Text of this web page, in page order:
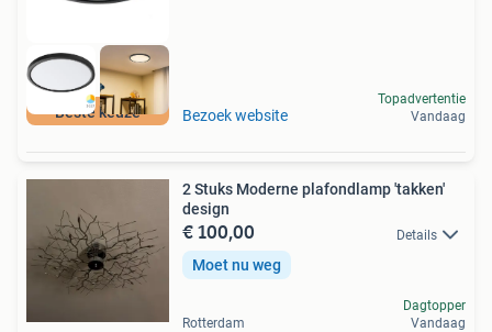
Beste keuze Bezoek website
Topadvertentie
Vandaag
2 Stuks Moderne plafondlamp 'takken'
design
€ 100,00 Details
Moet nu weg
Rotterdam
Dagtopper
Vandaag